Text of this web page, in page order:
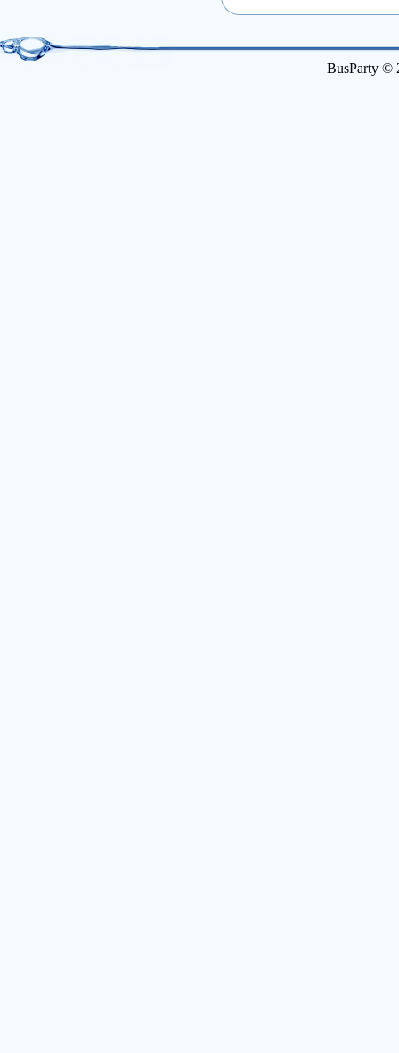
BusParty ©